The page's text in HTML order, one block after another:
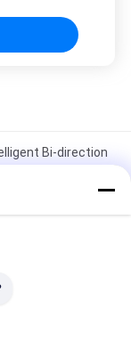
Bi-direction
3 Position 5